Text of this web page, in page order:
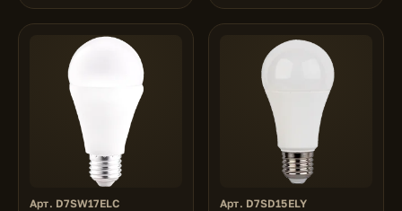
Арт. D7SW17ELC Арт. D7SD15ELY